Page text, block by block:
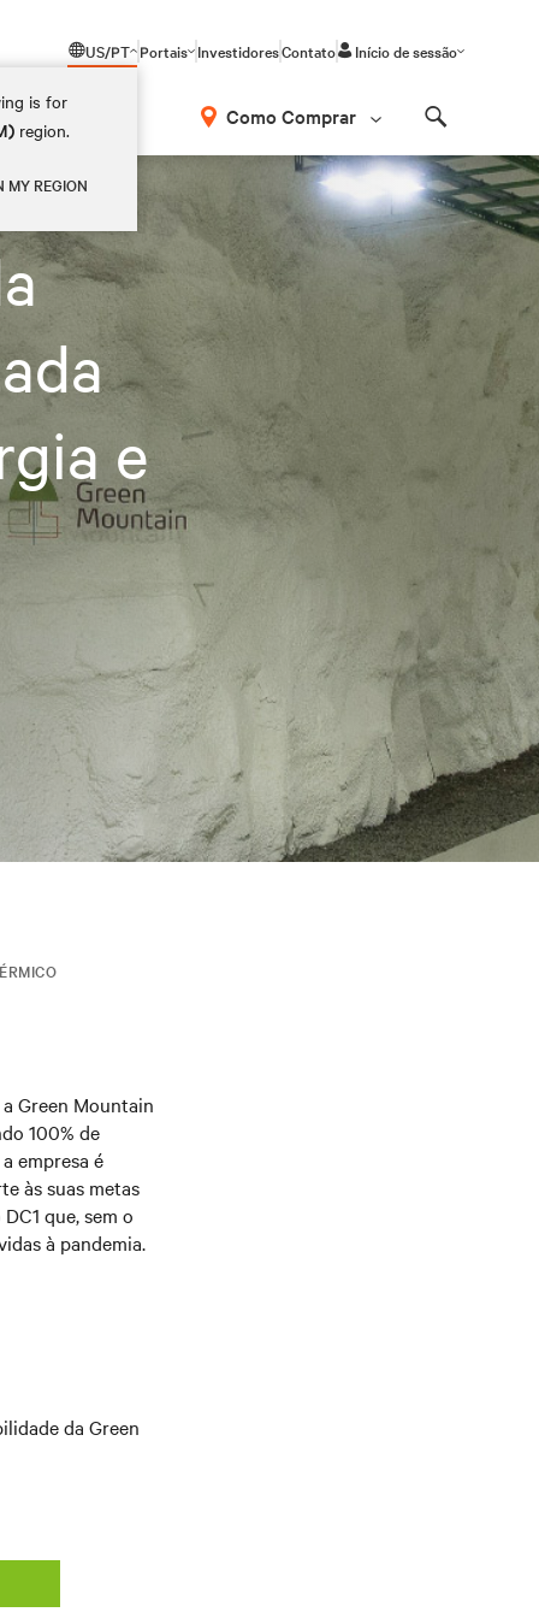
US/PT
is for
region.
MY REGION
Portais InvestidoresContato Início de sessão
Como Comprar
e
Green Mountain
100% de
empresa é
às suas metas
que, sem o
à pandemia.
da Green